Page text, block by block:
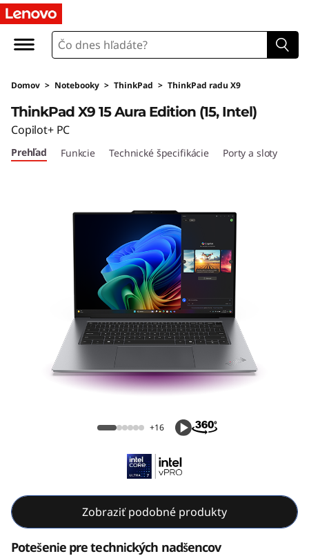
L
n
o
v
o
u
Domov > Notebooky > ThinkPad > ThinkPad radu X9
ThinkPad X9 15 Aura Edition (15, Intel)
Copilot+ PC
Prehľad Funkcie Technické špecifikácie Porty a sloty
+16
Zobraziť podobné produkty
Potešenie pre technických nadšencov